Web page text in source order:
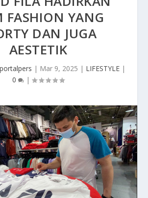
FASHION YANG
DAN JUGA
AESTETIK
portalpers | Mar 9, 2025 | LIFESTYLE|
0
|